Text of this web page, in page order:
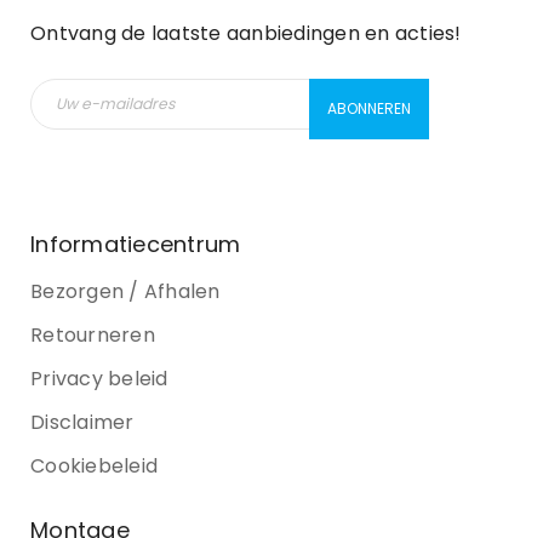
Ontvang de laatste aanbiedingen en acties!
Informatiecentrum
Bezorgen / Afhalen
Retourneren
Privacy beleid
Disclaimer
Cookiebeleid
Montage